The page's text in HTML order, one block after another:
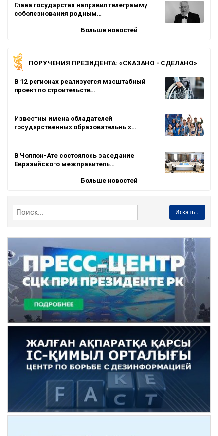
Глава государства направил телеграмму
соболезнования родным…
Больше новостей
ПОРУЧЕНИЯ ПРЕЗИДЕНТА: «СКАЗАНО - СДЕЛАНО»
В 12 регионах реализуется масштабный
проект по строительств…
Известны имена обладателей
государственных образовательных…
В Чолпон-Ате состоялось заседание
Евразийского межправитель…
Больше новостей
Искать...